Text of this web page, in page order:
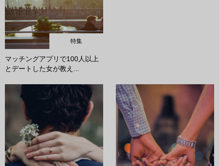
特集
マッチングアプリで100人以上
とデートした女が教え...